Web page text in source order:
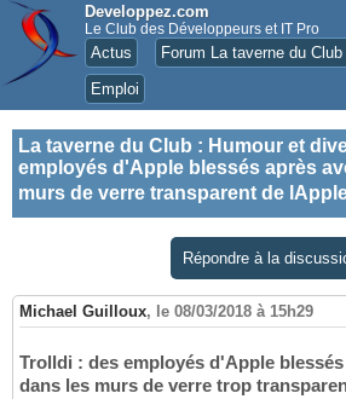
Developpez.com
Le Club des Développeurs et IT Pro
Actus
Forum La taverne du
Emploi
La taverne du Club : Humour et
employés d'Apple blessés après
murs de verre transparent de
Répondre à la
Michael Guilloux, le 08/03/2018 à 15h29
Trolldi : des employés d'Apple
dans les murs de verre trop